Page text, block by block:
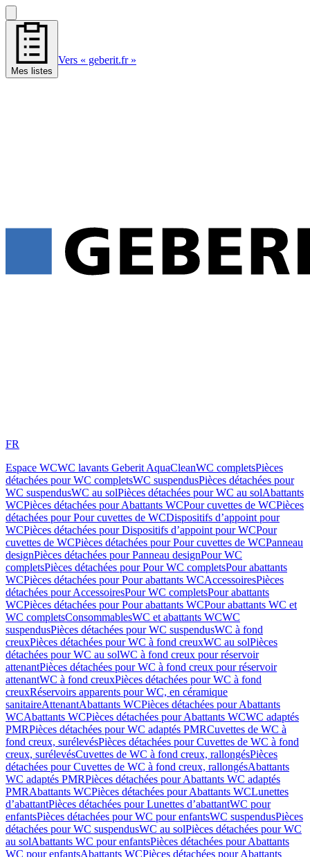
Mes listes
Vers « geberit.fr »
FR
Espace WCWC lavants Geberit AquaCleanWC completsPièces
détachées pour WC completsWC suspendusPièces détachées pour
WC suspendusWC au solPièces détachées pour WC au solAbattants
WCPièces détachées pour Abattants WCPour cuvettes de WCPièces
détachées pour Pour cuvettes de WCDispositifs d’appoint pour
WCPièces détachées pour Dispositifs d’appoint pour WCPour
cuvettes de WCPièces détachées pour Pour cuvettes de WCPanneau
designPièces détachées pour Panneau designPour WC
completsPièces détachées pour Pour WC completsPour abattants
WCPièces détachées pour Pour abattants WCAccessoiresPièces
détachées pour AccessoiresPour WC completsPour abattants
WCPièces détachées pour Pour abattants WCPour abattants WC et
WC completsConsommablesWC et abattants WCWC
suspendusPièces détachées pour WC suspendusWC à fond
creuxPièces détachées pour WC à fond creuxWC au solPièces
détachées pour WC au solWC à fond creux pour réservoir
attenantPièces détachées pour WC à fond creux pour réservoir
attenantWC à fond creuxPièces détachées pour WC à fond
creuxRéservoirs apparents pour WC, en céramique
sanitaireAttenantAbattants WCPièces détachées pour Abattants
WCAbattants WCPièces détachées pour Abattants WCWC adaptés
PMRPièces détachées pour WC adaptés PMRCuvettes de WC à
fond creux, surélevésPièces détachées pour Cuvettes de WC à fond
creux, surélevésCuvettes de WC à fond creux, rallongésPièces
détachées pour Cuvettes de WC à fond creux, rallongésAbattants
WC adaptés PMRPièces détachées pour Abattants WC adaptés
PMRAbattants WCPièces détachées pour Abattants WCLunettes
d’abattantPièces détachées pour Lunettes d’abattantWC pour
enfantsPièces détachées pour WC pour enfantsWC suspendusPièces
détachées pour WC suspendusWC au solPièces détachées pour WC
au solAbattants WC pour enfantsPièces détachées pour Abattants
WC pour enfantsAbattants WCPièces détachées pour Abattants